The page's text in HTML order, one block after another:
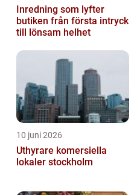
Inredning som lyfter
butiken från första intryck
till lönsam helhet
10 juni 2026
Uthyrare komersiella
lokaler stockholm